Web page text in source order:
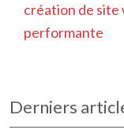
création de site
performante
Derniers